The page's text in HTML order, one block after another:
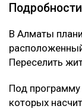
Подробности
В Алматы
Переселить
Под
которых